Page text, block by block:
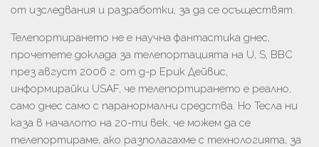
от изследвания и разработки, за да се осъществят.
Телепортирането не е научна фантастика днес,
прочетете доклада за телепортацията на U, S, ВВС
през август 2006 г. от д-р Ерик Дейвис,
информирайки USAF, че телепортирането е реално,
само днес само с паранормални средства. Но Тесла ни
каза в началото на 20-ти век, че можем да се
телепортираме, ако разполагахме с технологията, за